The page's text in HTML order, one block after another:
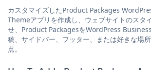
カスタマイズしたProduct Packages
Themeアプリを作成し、ウェブサイトのスタ
せ、Product PackagesをWordPress
稿、サイドバー、フッター、または好きな場
点。